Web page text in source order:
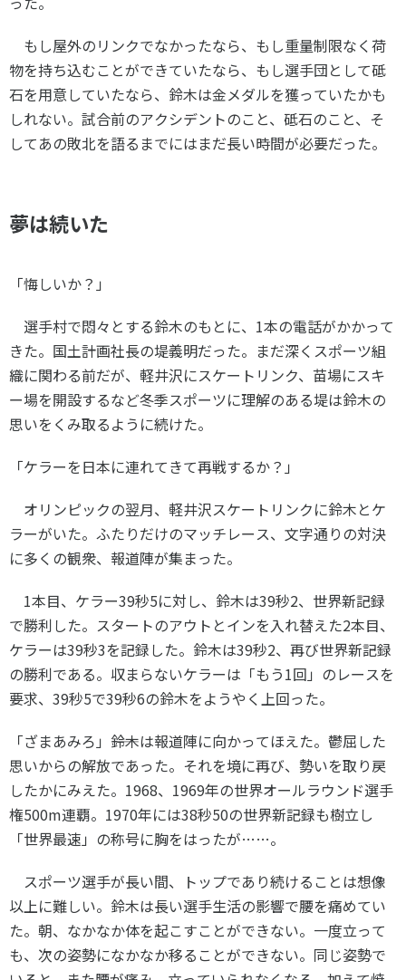
もし屋外のリンクでなかったなら、もし重量制限なく荷
物を持ち込むことができていたなら、もし選手団として砥
石を用意していたなら、鈴木は金メダルを獲っていたかも
しれない。試合前のアクシデントのこと、砥石のこと、そ
してあの敗北を語るまでにはまだ長い時間が必要だった。
夢は続いた
「悔しいか？」
選手村で悶々とする鈴木のもとに、 1本の電話がかかって
きた。国土計画社長の堤義明だった。まだ深くスポーツ組
織に関わる前だが、軽井沢にスケートリンク、苗場にスキ
ー場を開設するなど冬季スポーツに理解のある堤は鈴木の
思いをくみ取るように続けた。
「ケラーを日本に連れてきて再戦するか？」
オリンピックの翌月、軽井沢スケートリンクに鈴木とケ
ラーがいた。ふたりだけのマッチレース、文字通りの対決
に多くの観衆、報道陣が集まった。
1本目、ケラー39秒5に対し、鈴木は39秒2、世界新記録
で勝利した。スタートのアウトとインを入れ替えた2本目、
ケラーは39秒3を記録した。鈴木は39秒2、再び世界新記録
の勝利である。収まらないケラーは「もう1回」のレースを
要求、 39秒5で39秒6の鈴木をようやく上回った。
「ざまあみろ」――鈴木は報道陣に向かってほえた。鬱屈した
思いからの解放であった。それを境に再び、勢いを取り戻
したかにみえた。 1968、 1969年の世界オールラウンド選手
権500m連覇。 1970年には38秒50の世界新記録も樹立し
「世界最速」の称号に胸をはったが……。
スポーツ選手が長い間、トップであり続けることは想像
以上に難しい。鈴木は長い選手生活の影響で腰を痛めてい
た。朝、なかなか体を起こすことができない。一度立って
も、次の姿勢になかなか移ることができない。同じ姿勢で